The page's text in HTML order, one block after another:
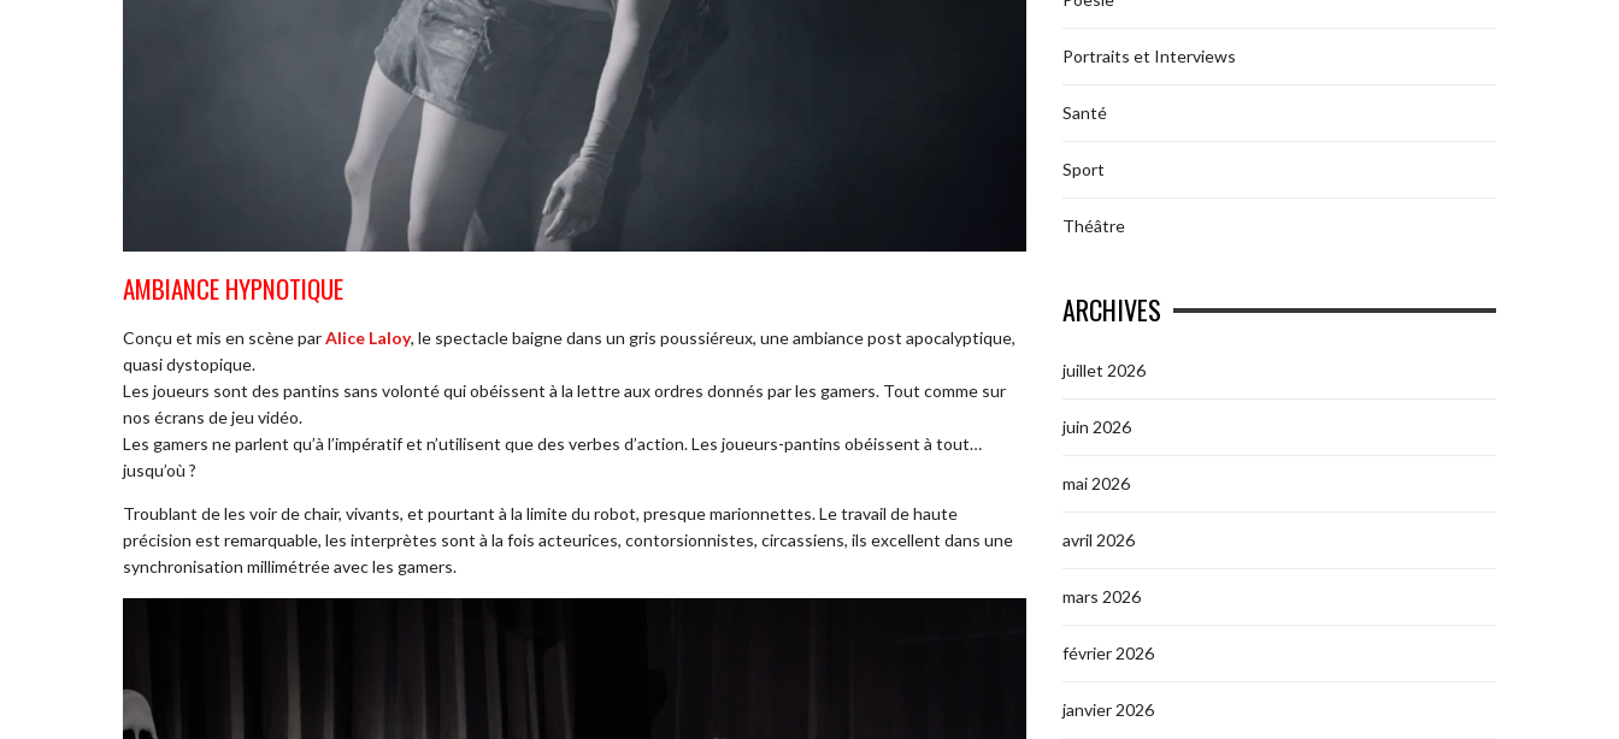
AMBIANCE HYPNOTIQUE
Conçu et mis en scène parAlice Laloy, le spectacle baigne dans un gris poussiéreux, une ambiance post apocalyptique,
quasi dystopique.
Les joueurs sont des pantins sans volonté qui obéissent à la lettre aux ordres donnés par les gamers. Tout comme sur
nos écrans de jeu vidéo.
Les gamers ne parlent qu’à l’impératif et n’utilisent que des verbes d’action. Les joueurs-pantins obéissent à tout…
jusqu’où ?
Troublant de les voir de chair, vivants, et pourtant à la limite du robot, presque marionnettes. Le travail de haute
précision est remarquable, les interprètes sont à la fois acteurices, contorsionnistes, circassiens, ils excellent dans une
synchronisation millimétrée avec les gamers.
Portraits et Interviews
Santé
Sport
Théâtre
ARCHIVES
juillet 2026
juin 2026
mai 2026
avril 2026
mars 2026
février 2026
janvier 2026